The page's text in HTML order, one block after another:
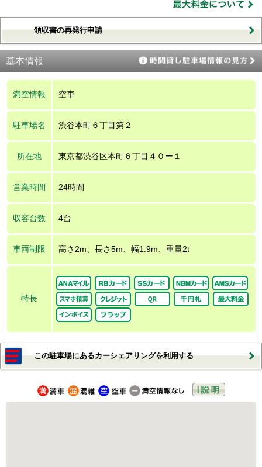
領収書の再発行申請
基本情報
満空情報 空車
駐車場名 渋谷本町６丁目第２
所在地 東京都渋谷区本町６丁目４０ー１
営業時間 24時間
収容台数 4台
車両制限 高さ2m、長さ5m、幅1.9m、重量2t
特長
この駐車場にあるカーシェアリングを利用する